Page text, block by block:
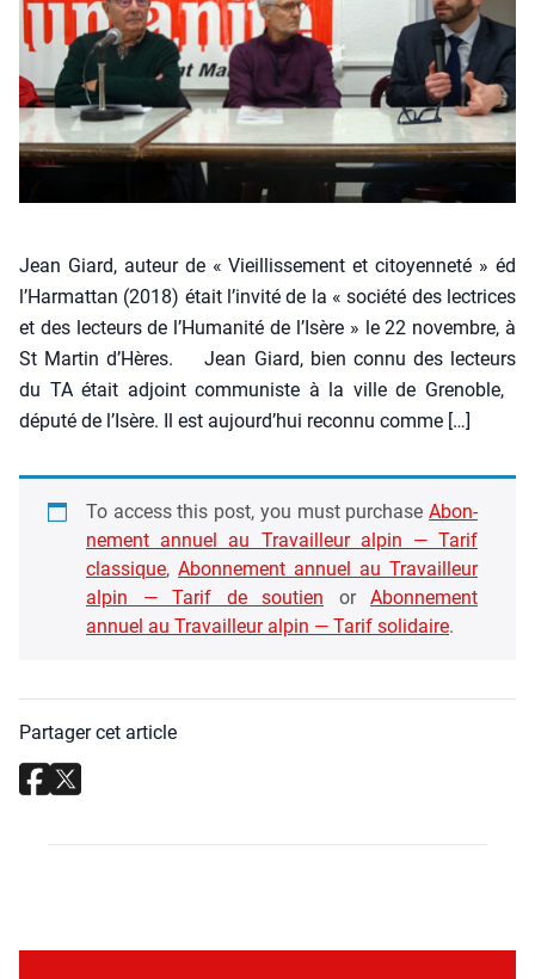
Jean Giard, auteur de « Vieillis­se­ment et citoyen­ne­té » éd
l’Harmattan (2018) était l’invité de la « socié­té des lec­trices
et des lec­teurs de l’Humanité de l’Isère » le 22 novembre, à
St Mar­tin d’Hères. Jean Giard, bien connu des lec­teurs
du TA était adjoint com­mu­niste à la ville de Gre­noble,
dépu­té de l’Isère. Il est aujourd’hui recon­nu comme […]
To access this post, you must pur­chase Abon­
ne­ment annuel au Tra­vailleur alpin — Tarif
clas­sique, Abon­ne­ment annuel au Tra­vailleur
alpin — Tarif de sou­tien or Abon­ne­ment
annuel au Tra­vailleur alpin — Tarif soli­daire.
Partager cet article